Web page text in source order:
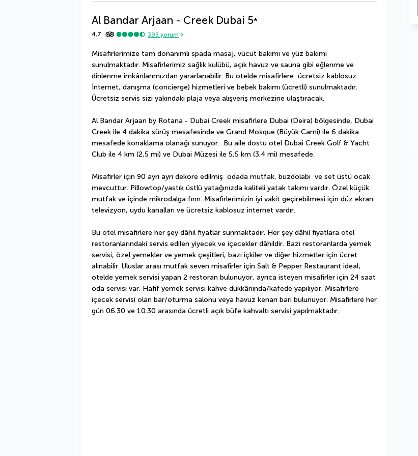
Al Bandar Arjaan - Creek Dubai 5*
4,7 393 yorum
Misafirlerimize tam donanımlı spada masaj, vücut bakımı ve yüz bakımı
sunulmaktadır. Misafirlerimiz sağlık kulübü, açık havuz ve sauna gibi eğlenme ve
dinlenme imkânlarımızdan yararlanabilir. Bu otelde misafirlere  ücretsiz kablosuz
İnternet, danışma (concierge) hizmetleri ve bebek bakımı (ücretli) sunulmaktadır.
Ücretsiz servis sizi yakındaki plaja veya alışveriş merkezine ulaştıracak.
Al Bandar Arjaan by Rotana - Dubai Creek misafirlere Dubai (Deira) bölgesinde, Dubai
Creek ile 4 dakika sürüş mesafesinde ve Grand Mosque (Büyük Cami) ile 6 dakika
mesafede konaklama olanağı sunuyor.  Bu aile dostu otel Dubai Creek Golf & Yacht
Club ile 4 km (2,5 mi) ve Dubai Müzesi ile 5,5 km (3,4 mi) mesafede.
Misafirler için 90 ayrı ayrı dekore edilmiş  odada mutfak, buzdolabı  ve set üstü ocak
mevcuttur. Pillowtop/yastık üstlü yatağınızda kaliteli yatak takımı vardır. Özel küçük
mutfak ve içinde mikrodalga fırın. Misafirlerimizin iyi vakit geçirebilmesi için düz ekran
televizyon, uydu kanalları ve ücretsiz kablosuz internet vardır.
Bu otel misafirlere her şey dâhil fiyatlar sunmaktadır. Her şey dâhil fiyatlara otel
restoranlarındaki servis edilen yiyecek ve içecekler dâhildir. Bazı restoranlarda yemek
servisi, özel yemekler ve yemek çeşitleri, bazı içkiler ve diğer hizmetler için ücret
alınabilir. Uluslar arası mutfak seven misafirler için Salt & Pepper Restaurant ideal;
otelde yemek servisi yapan 2 restoran bulunuyor, ayrıca isteyen misafirler için 24 saat
oda servisi var. Hafif yemek servisi kahve dükkânında/kafede yapılıyor. Misafirlere
içecek servisi olan bar/oturma salonu veya havuz kenarı barı bulunuyor. Misafirlere her
gün 06.30 ve 10.30 arasında ücretli açık büfe kahvaltı servisi yapılmaktadır.